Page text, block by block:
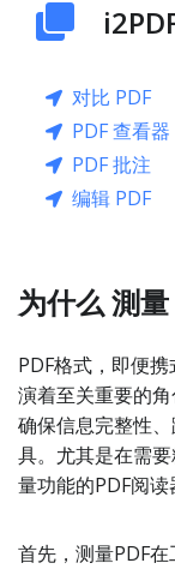
对比 PDF
PDF 查看器
PDF 批注
编辑 PDF
为什么 測量
PDF格式，即便
演着至关重要的
确保信息完整性
具。尤其是在需
量功能的PDF阅读
首先，测量PDF